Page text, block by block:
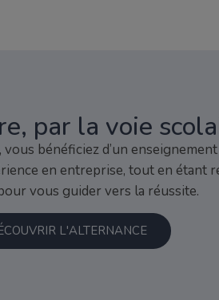
par la voie
bénéficiez d’un
en entreprise, tout en étant
vous guider vers la réussite.
L'ALTERNANCE